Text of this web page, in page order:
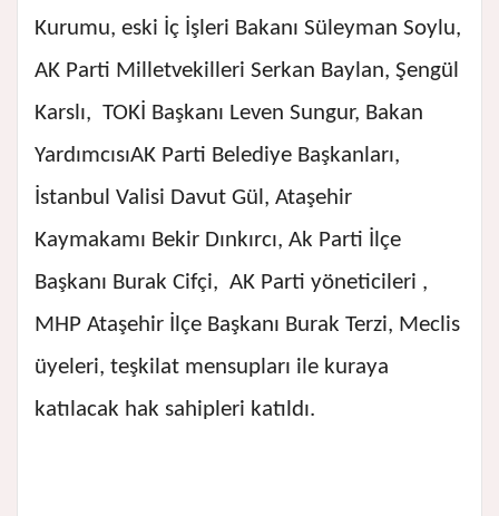
Kurumu, eski İç İşleri Bakanı Süleyman Soylu,
AK Parti Milletvekilleri Serkan Baylan, Şengül
Karslı, TOKİ Başkanı Leven Sungur, Bakan
YardımcısıAK Parti Belediye Başkanları,
İstanbul Valisi Davut Gül, Ataşehir
Kaymakamı Bekir Dınkırcı, Ak Parti İlçe
Başkanı Burak Cifçi, AK Parti yöneticileri ,
MHP Ataşehir İlçe Başkanı Burak Terzi, Meclis
üyeleri, teşkilat mensupları ile kuraya
katılacak hak sahipleri katıldı.